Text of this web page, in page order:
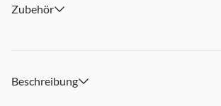
Zubehör
Beschreibung